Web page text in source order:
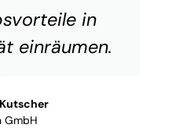
in
einräumen.
GmbH